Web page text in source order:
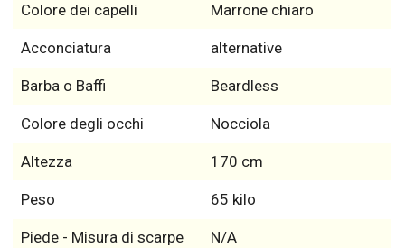
Colore dei capelli
Marrone chiaro
Acconciatura alternative
Barba o Baffi Beardless
Colore degli occhi Nocciola
Altezza 170 cm
Peso 65 kilo
Piede - Misura di scarpe N/A